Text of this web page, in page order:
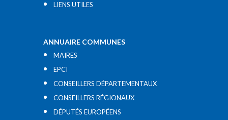
LIENS UTILES​
ANNUAIRE COMMUNES
MAIRES
EPCI
CONSEILLERS DÉPARTEMENTAUX
CONSEILLERS RÉGIONAUX
DÉPUTÉS EUROPÉENS